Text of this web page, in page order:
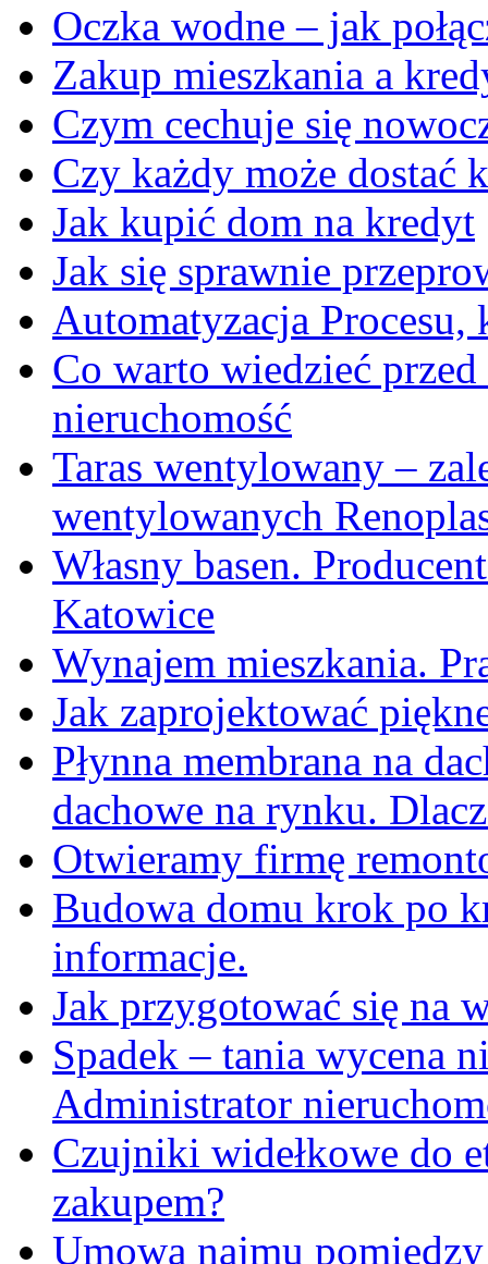
Oczka wodne – jak
Zakup mieszkania a
Czym cechuje się
Czy każdy może dostać
Jak kupić dom na kredyt
Jak się sprawnie
Automatyzacja
Co warto wiedzieć
nieruchomość
Taras wentylowany –
wentylowanych
Własny basen.
Katowice
Wynajem mieszkania.
Jak zaprojektować
Płynna membrana na
dachowe na rynku.
Otwieramy firmę
Budowa domu krok po
informacje.
Jak przygotować się na
Spadek – tania wycena
Administrator
Czujniki widełkowe do
zakupem?
Umowa najmu